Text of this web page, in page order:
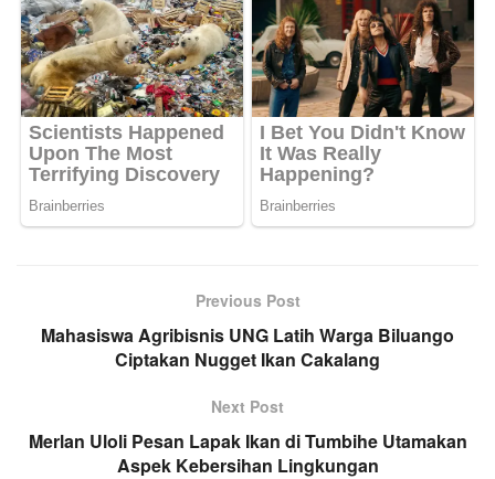
Previous Post
Mahasiswa Agribisnis UNG Latih Warga Biluango
Ciptakan Nugget Ikan Cakalang
Next Post
Merlan Uloli Pesan Lapak Ikan di Tumbihe Utamakan
Aspek Kebersihan Lingkungan